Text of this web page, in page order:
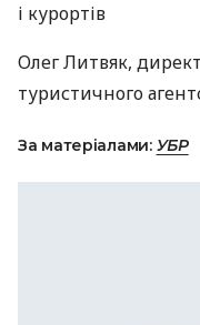
і курортів
Олег Литвяк,
туристичного
За матеріалами: УБР